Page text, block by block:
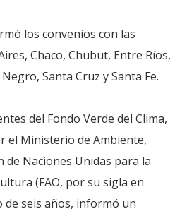
los convenios con las
Chaco, Chubut, Entre Ríos,
Santa Cruz y Santa Fe.
del Fondo Verde del Clima,
el Ministerio de Ambiente,
de Naciones Unidas para la
(FAO, por su sigla en
seis años, informó un